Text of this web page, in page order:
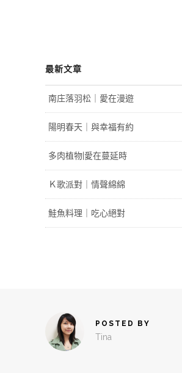
最新文章
南庄落羽松｜愛在漫遊
陽明春天｜與幸福有約
多肉植物|愛在蔓延時
Ｋ歌派對｜情聲綿綿
鮭魚料理｜吃心絕對
POSTED BY
Tina